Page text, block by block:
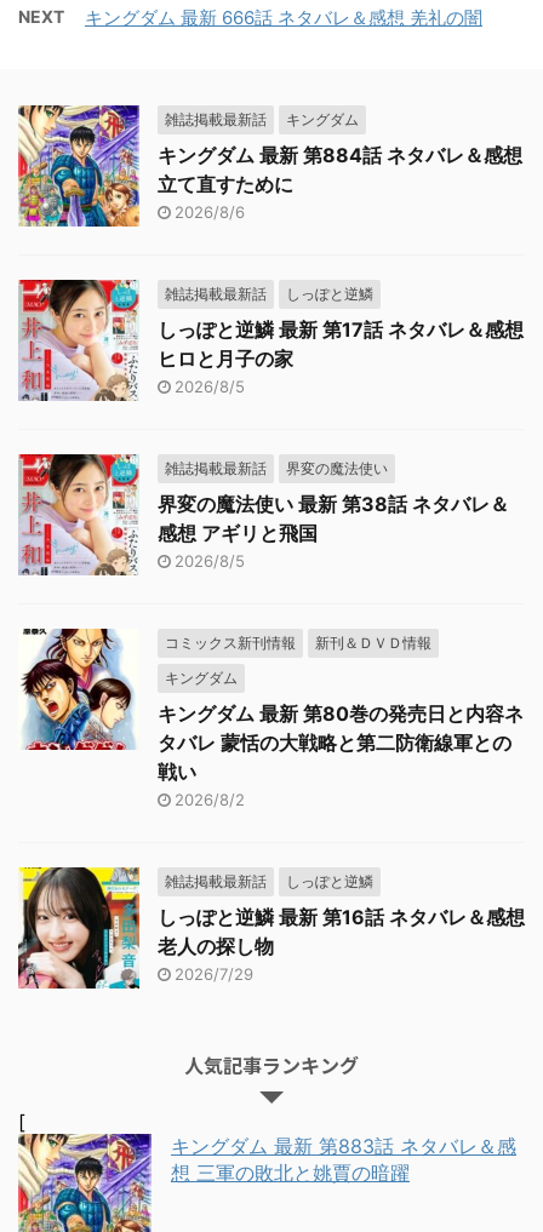
NEXT キングダム 最新 666話 ネタバレ＆感想 羌礼の闇
雑誌掲載最新話 キングダム
キングダム 最新 第884話 ネタバレ＆感想
立て直すために
2026/8/6
雑誌掲載最新話 しっぽと逆鱗
しっぽと逆鱗 最新 第17話 ネタバレ＆感想
ヒロと月子の家
2026/8/5
雑誌掲載最新話 界変の魔法使い
界変の魔法使い 最新 第38話 ネタバレ＆
感想 アギリと飛国
2026/8/5
コミックス新刊情報
新刊＆ＤＶＤ情報
キングダム
キングダム 最新 第80巻の発売日と内容ネ
タバレ 蒙恬の大戦略と第二防衛線軍との
戦い
2026/8/2
雑誌掲載最新話 しっぽと逆鱗
しっぽと逆鱗 最新 第16話 ネタバレ＆感想
老人の探し物
2026/7/29
人気記事ランキング
[
キングダム 最新 第883話 ネタバレ＆感
想 三軍の敗北と姚賈の暗躍